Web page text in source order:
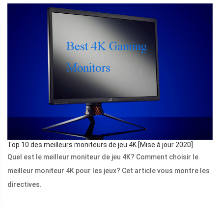
Top 10 des meilleurs moniteurs de jeu 4K [Mise à jour 2020]
Quel est le meilleur moniteur de jeu 4K? Comment choisir le
meilleur moniteur 4K pour les jeux? Cet article vous montre les
directives.